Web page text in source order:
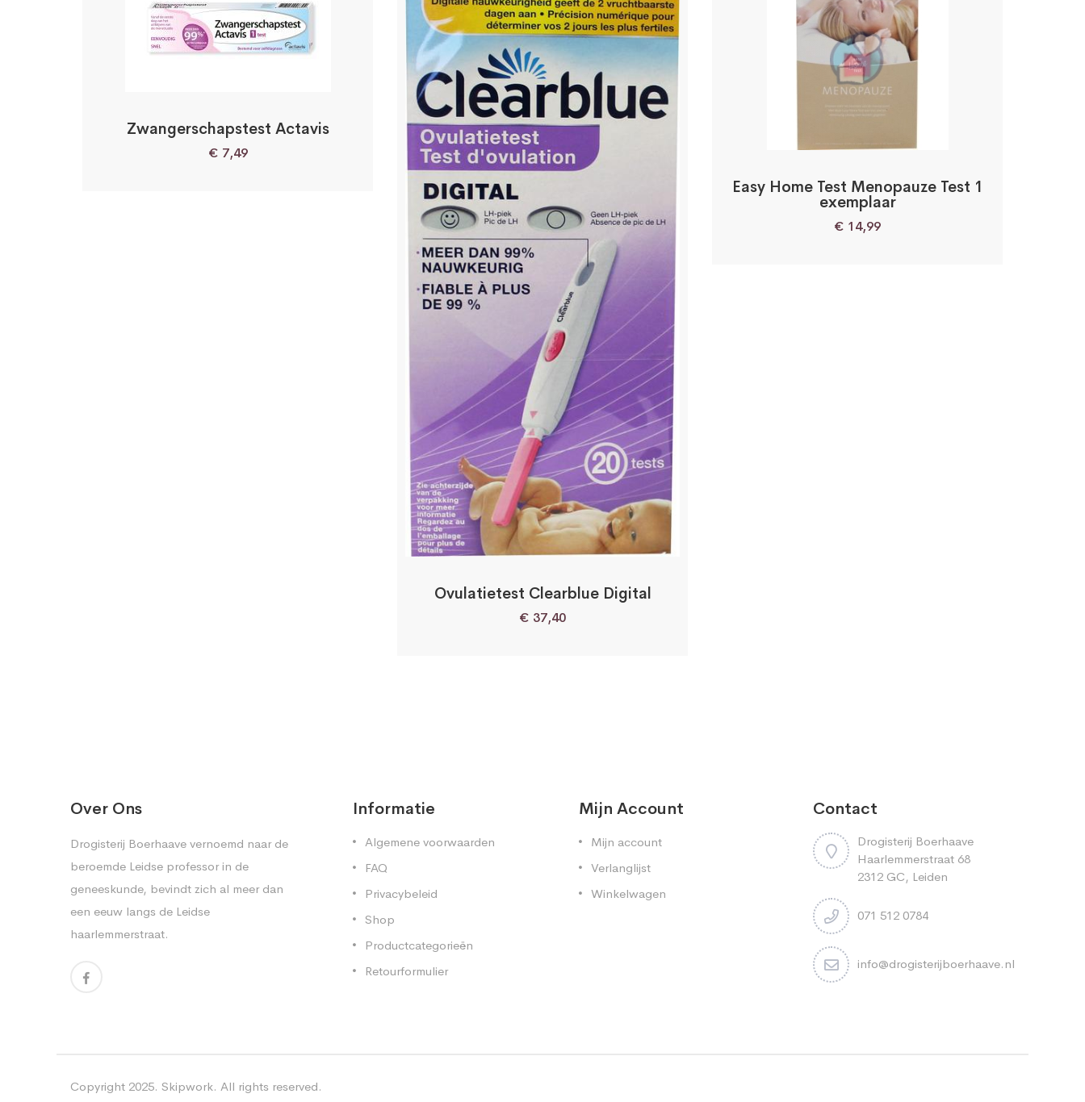
Zwangerschapstest Actavis
€ 7,49
Ovulatietest Clearblue Digital
€ 37,40
Easy Home Test Menopauze Test 1
exemplaar
€ 14,99
Over Ons
Drogisterij Boerhaave vernoemd naar de
beroemde Leidse professor in de
geneeskunde, bevindt zich al meer dan
een eeuw langs de Leidse
haarlemmerstraat.
Informatie
Algemene voorwaarden
FAQ
Privacybeleid
Shop
Productcategorieën
Retourformulier
Mijn Account
Mijn account
Verlanglijst
Winkelwagen
Contact
Drogisterij Boerhaave
Haarlemmerstraat 68
2312 GC, Leiden
071 512 0784
info@drogisterijboerhaave.nl
Copyright 2025. Skipwork. All rights reserved.